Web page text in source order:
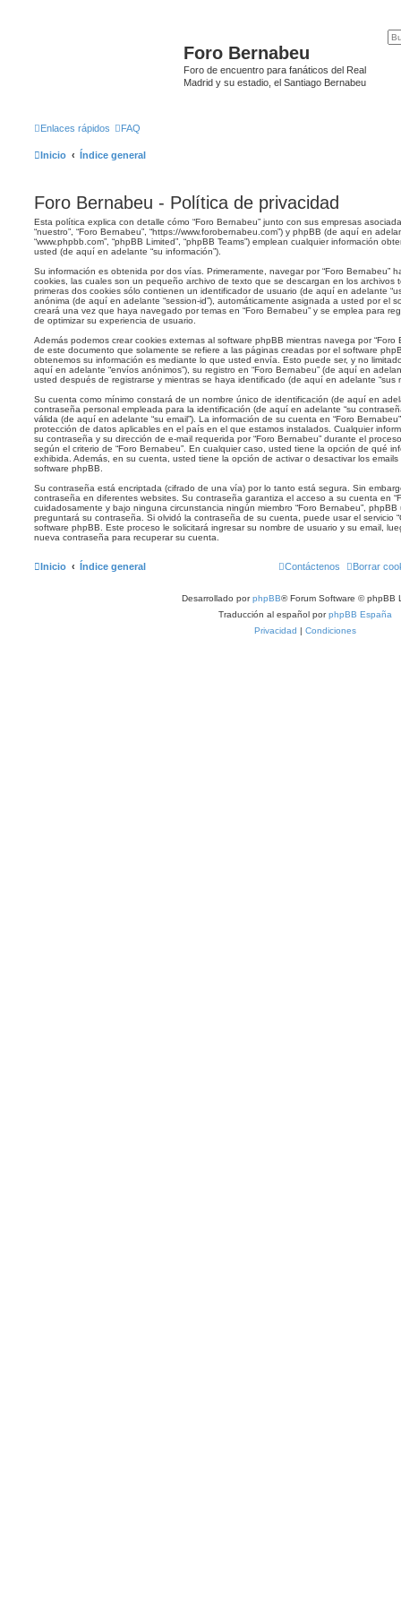
Foro Bernabeu
Foro de encuentro para fanáticos del Real
Madrid y su estadio, el Santiago Bernabeu
Enlaces rápidos FAQ
Inicio Índice general
Foro Bernabeu - Política de privacidad
Esta política explica con detalle cómo “Foro Bernabeu” junto con sus empresas
“nuestro”, “Foro Bernabeu”, “https://www.forobernabeu.com”) y phpBB (de aquí en
“www.phpbb.com”, “phpBB Limited”, “phpBB Teams”) emplean cualquier información
usted (de aquí en adelante “su información”).
Su información es obtenida por dos vías. Primeramente, navegar por “Foro Bernabeu”
cookies, las cuales son un pequeño archivo de texto que se descargan en los archivos
primeras dos cookies sólo contienen un identificador de usuario (de aquí en adelante
anónima (de aquí en adelante “session-id”), automáticamente asignada a usted por el
creará una vez que haya navegado por temas en “Foro Bernabeu” y se emplea para
de optimizar su experiencia de usuario.
Además podemos crear cookies externas al software phpBB mientras navega por
de este documento que solamente se refiere a las páginas creadas por el software
obtenemos su información es mediante lo que usted envía. Esto puede ser, y no
aquí en adelante “envíos anónimos”), su registro en “Foro Bernabeu” (de aquí en
usted después de registrarse y mientras se haya identificado (de aquí en adelante “sus
Su cuenta como mínimo constará de un nombre único de identificación (de aquí en
contraseña personal empleada para la identificación (de aquí en adelante “su
válida (de aquí en adelante “su email”). La información de su cuenta en “Foro
protección de datos aplicables en el país en el que estamos instalados. Cualquier
su contraseña y su dirección de e-mail requerida por “Foro Bernabeu” durante el
según el criterio de “Foro Bernabeu”. En cualquier caso, usted tiene la opción de qué
exhibida. Además, en su cuenta, usted tiene la opción de activar o desactivar los
software phpBB.
Su contraseña está encriptada (cifrado de una vía) por lo tanto está segura. Sin
contraseña en diferentes websites. Su contraseña garantiza el acceso a su cuenta en
cuidadosamente y bajo ninguna circunstancia ningún miembro “Foro Bernabeu”,
preguntará su contraseña. Si olvidó la contraseña de su cuenta, puede usar el servicio
software phpBB. Este proceso le solicitará ingresar su nombre de usuario y su email,
nueva contraseña para recuperar su cuenta.
Inicio Índice general Borrar
Contáctenos
Desarrollado porphpBB® Forum Software © phpBB
Traducción al español porphpBB España
Privacidad | Condiciones